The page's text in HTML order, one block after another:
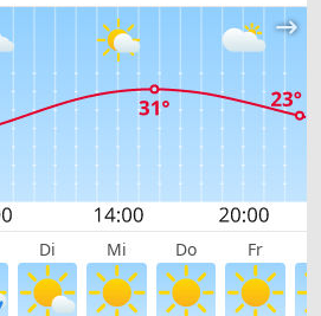
Di Mi Do Fr